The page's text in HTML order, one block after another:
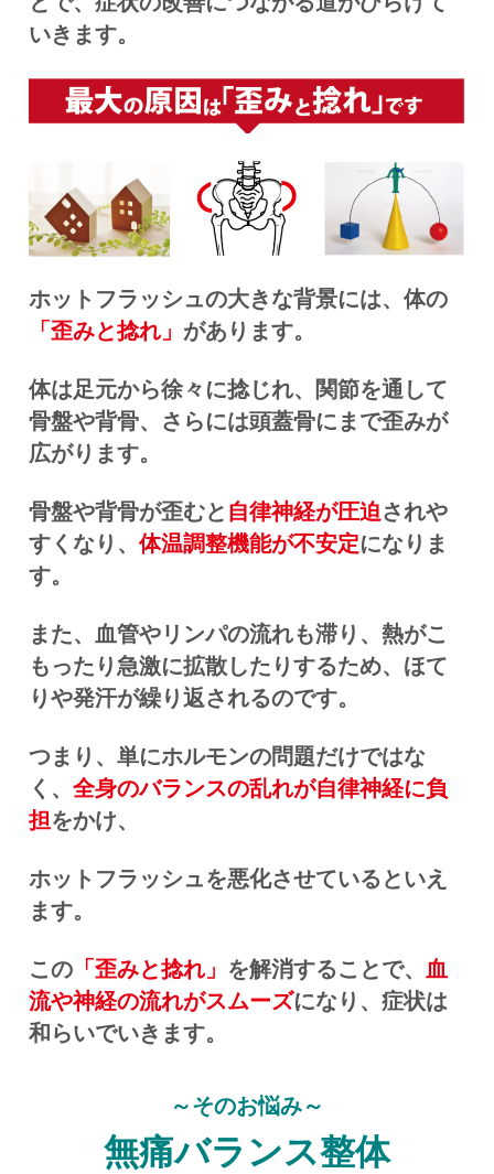
いきます。
ホットフラッシュの大きな背景には、体の
「歪みと捻れ」 があります。
体は足元から徐々に捻じれ、関節を通して
骨盤や背骨、さらには頭蓋骨にまで歪みが
広がります。
骨盤や背骨が歪むと 自律神経が圧迫されや
すくなり、 体温調整機能が不安定になりま
す。
また、血管やリンパの流れも滞り、熱がこ
もったり急激に拡散したりするため、ほて
りや発汗が繰り返されるのです。
つまり、単にホルモンの問題だけではな
く、 全身のバランスの乱れが自律神経に負
担をかけ、
ホットフラッシュを悪化させているといえ
ます。
この 「歪みと捻れ」 を解消することで、 血
流や神経の流れがスムーズになり、症状は
和らいでいきます。
～そのお悩み～
無痛バランス整体